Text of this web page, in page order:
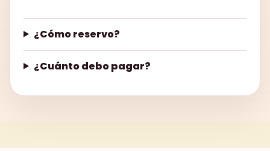
¿Cómo reservo?
¿Cuánto debo pagar?